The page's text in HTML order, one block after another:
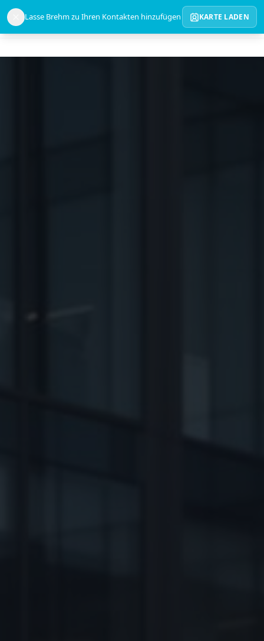
Lasse Brehm zu Ihren Kontakten hinzufügen KARTE LADEN